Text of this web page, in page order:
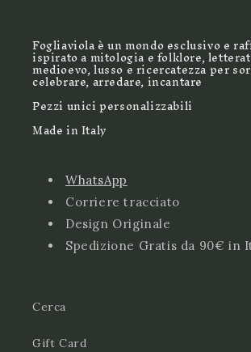
Fogliaviola è un mondo esclusivo e
ispirato a mitologia e folklore,
medioevo, lusso e ricercatezza per
celebrare, arredare, incantare
Pezzi unici personalizzabili
Made in Italy
WhatsApp
Corriere tracciato
Design Originale
Spedizione Gratis da 90€ in
Cerca
Gift Card